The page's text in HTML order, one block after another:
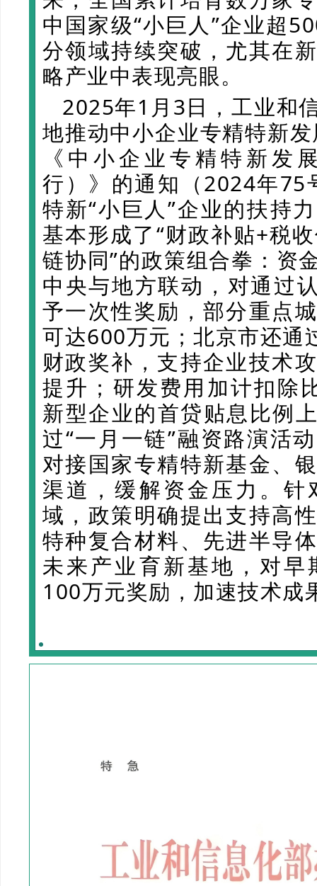
中国家级“小巨人”企业超
分领域持续突破，尤其在
略产业中表现亮眼。
2025年1月3日，工业和
地推动中小企业专精特新
《中小企业专精特新发
行）》的通知（2024年75
特新“小巨人”企业的扶持
基本形成了“财政补贴+税
链协同”的政策组合拳：资
中央与地方联动，对通过
予一次性奖励，部分重点
可达600万元；北京市还通
财政奖补，支持企业技术
提升；研发费用加计扣除
新型企业的首贷贴息比例
过“一月一链”融资路演活
对接国家专精特新基金、
渠道，缓解资金压力。
域，政策明确提出支持高
特种复合材料、先进半导
未来产业育新基地，对
100万元奖励，加速技术成